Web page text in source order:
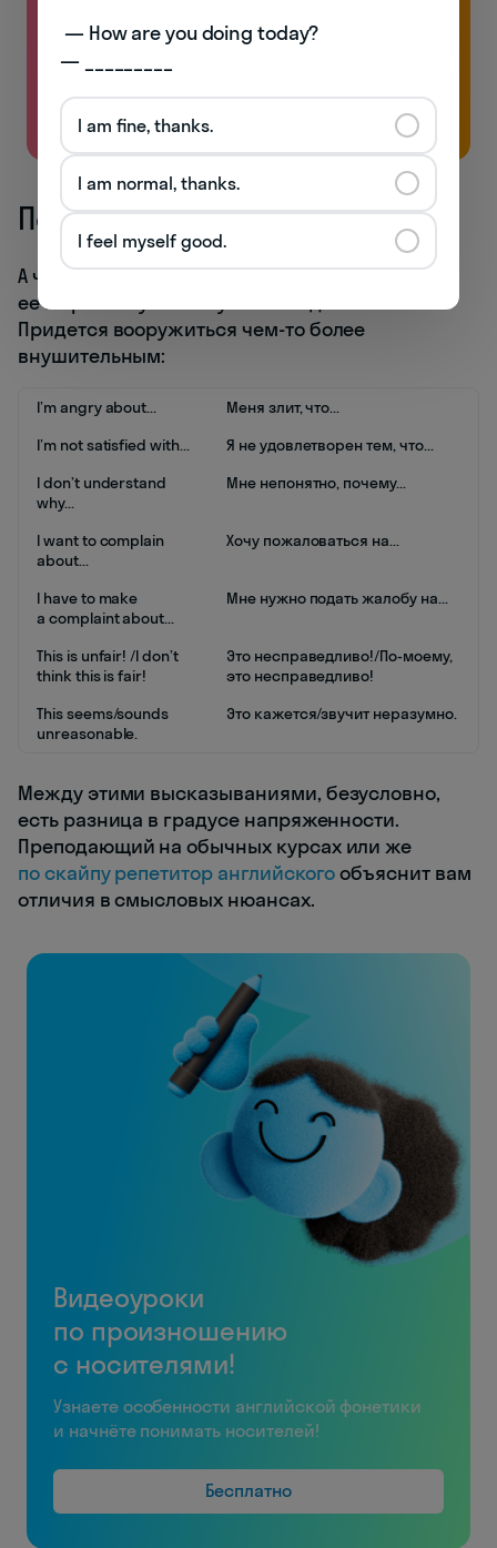
лексика и много практики
Бесплатно
Повышаем градус
А что, если проблема серьезная и решить
ее мирным путем вы уже не надеетесь?
Придется вооружиться чем-то более
внушительным:
I’m angry about...
Меня злит, что...
I’m not satisfied with...
Я не удовлетворен тем, что...
I don’t understand
why...
Мне непонятно, почему...
I want to complain
about...
Хочу пожаловаться на...
I have to make
a complaint about...
Мне нужно подать жалобу на...
This is unfair! /I don’t
think this is fair!
Это несправедливо!/По-моему,
это несправедливо!
This seems/sounds
unreasonable.
Это кажется/звучит неразумно.
Между этими высказываниями, безусловно,
есть разница в градусе напряженности.
Преподающий на обычных курсах или же
по скайпу репетитор английскогообъяснит вам
отличия в смысловых нюансах.
Видеоуроки
по произношению
с носителями!
Узнаете особенности английской фонетики
и начнёте понимать носителей!
Бесплатно
— _________
I am fine, thanks.
I am normal, thanks.
I feel myself good.